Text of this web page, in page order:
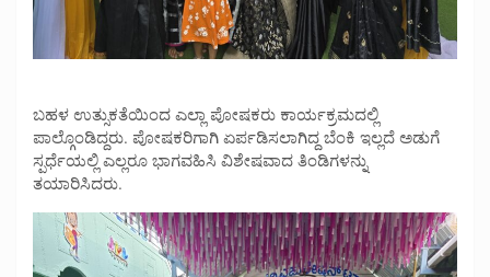
ಬಹಳ ಉತ್ಸುಕತೆಯಿಂದ ಎಲ್ಲಾ ಪೋಷಕರು ಕಾರ್ಯಕ್ರಮದಲ್ಲಿ
ಪಾಲ್ಗೊಂಡಿದ್ದರು. ಪೋಷಕರಿಗಾಗಿ ಏರ್ಪಡಿಸಲಾಗಿದ್ದ ಬೆಂಕಿ ಇಲ್ಲದೆ ಅಡುಗೆ
ಸ್ಪರ್ಧೆಯಲ್ಲಿ ಎಲ್ಲರೂ ಭಾಗವಹಿಸಿ ವಿಶೇಷವಾದ ತಿಂಡಿಗಳನ್ನು
ತಯಾರಿಸಿದರು.